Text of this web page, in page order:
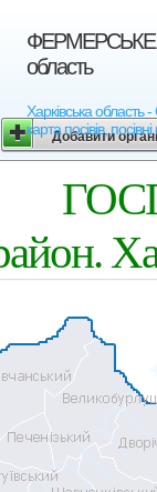
ФЕРМЕРСЬКЕ
область
Харківська
карта посівів,
Добавити